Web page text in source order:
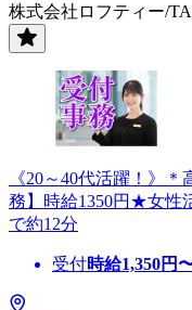
株式会社ロフティー/
《20～40代活躍！》
務】時給1350円★女性
で約12分
受付時給1,350円